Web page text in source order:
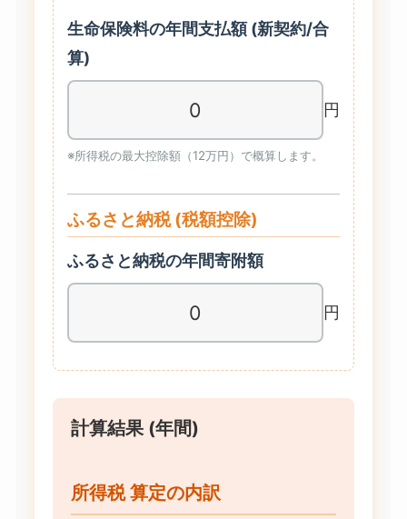
生命保険料の年間支払額 (新契約/合
算)
円
※所得税の最大控除額（12万円）で概算します。
ふるさと納税 (税額控除)
ふるさと納税の年間寄附額
円
計算結果 (年間)
所得税 算定の内訳